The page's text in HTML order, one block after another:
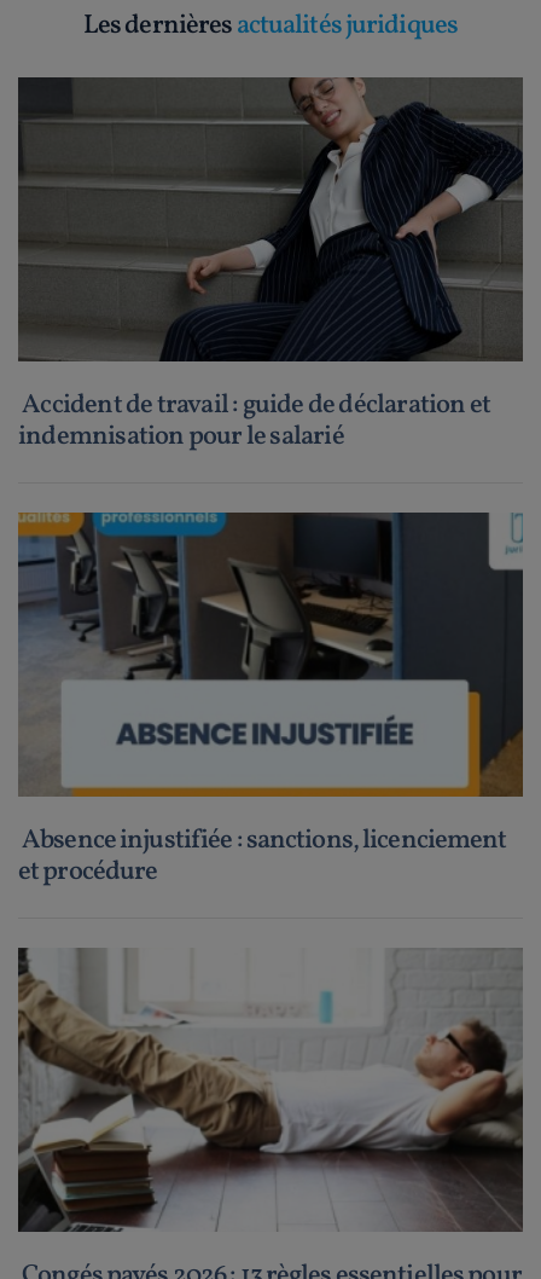
Les dernièresactualités juridiques
Accident de travail : guide de déclaration et
indemnisation pour le salarié
Absence injustifiée : sanctions, licenciement
et procédure